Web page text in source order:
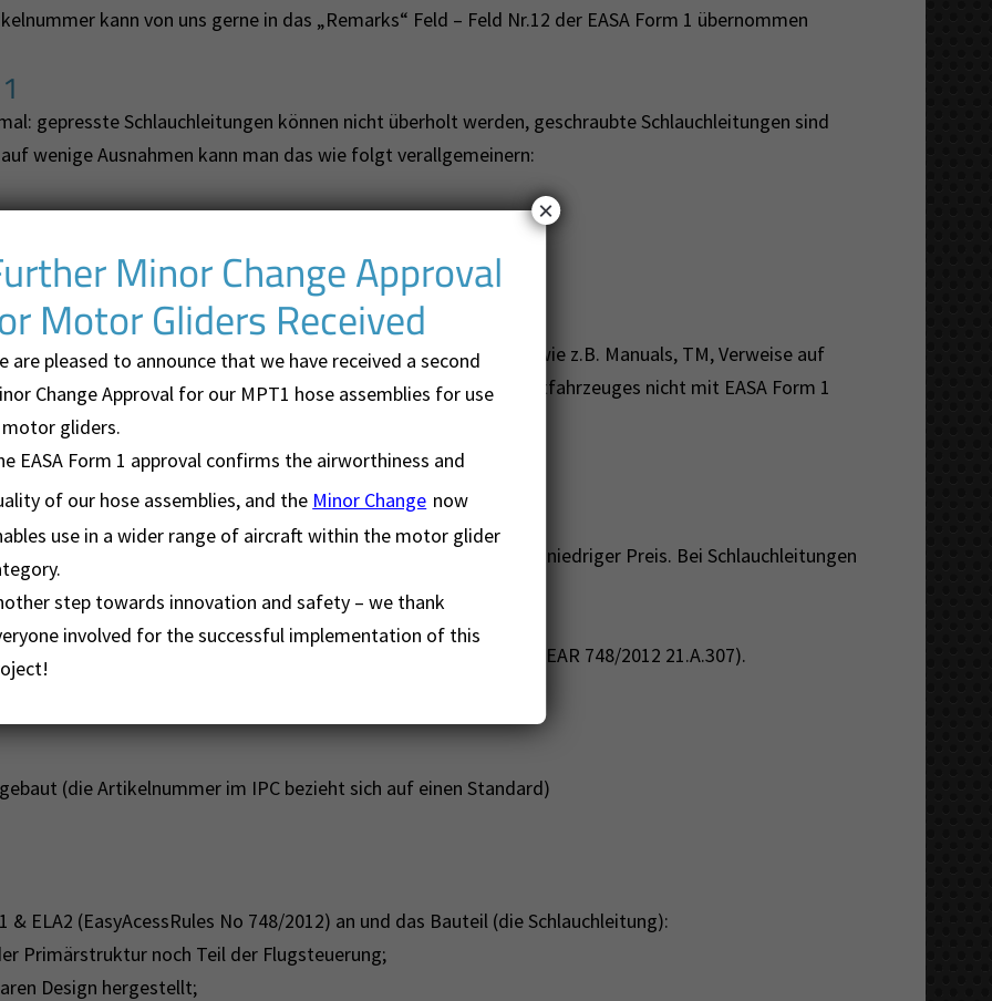
kann von uns gerne in das „Remarks“ Feld – Feld Nr.12 der EASA Form 1 übernommen
gepresste Schlauchleitungen können nicht überholt werden, geschraubte Schlauchleitungen sind
wenige Ausnahmen kann man das wie folgt verallgemeinern:
der TC-Holder eine Vorgabe machen. Sollten keine Angaben (wie z.B. Manuals, TM, Verweise auf
existieren, so können die Schlauchleitungen des Luftfahrzeuges nicht mit EASA Form 1
of Conformance)
überholt werden sollen. Nicht immer ist der Grund ein möglichst niedriger Preis. Bei Schlauchleitungen
die original Teile nicht mehr neu zu beziehen sind.
auch ohne EASA Form 1 verwenden zu können (EAR 748/2012 21.A.307).
(die Artikelnummer im IPC bezieht sich auf einen Standard)
ELA2 (EasyAcessRules No 748/2012) an und das Bauteil (die Schlauchleitung):
Primärstruktur noch Teil der Flugsteuerung;
Design hergestellt;
Minor Change Approval
Motor Gliders Received
are pleased to announce that we have received a second
Change Approval for our MPT1 hose assemblies for use
motor gliders.
EASA Form 1 approval confirms the airworthiness and
of our hose assemblies, and the Minor Change now
use in a wider range of aircraft within the motor glider
step towards innovation and safety – we thank
involved for the successful implementation of this
×